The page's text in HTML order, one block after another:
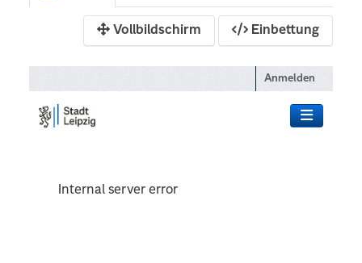
Vollbildschirm Einbettung